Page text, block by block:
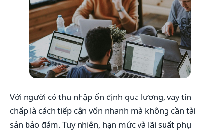
Với người có thu nhập ổn định qua lương, vay tín
chấp là cách tiếp cận vốn nhanh mà không cần tài
sản bảo đảm. Tuy nhiên, hạn mức và lãi suất phụ